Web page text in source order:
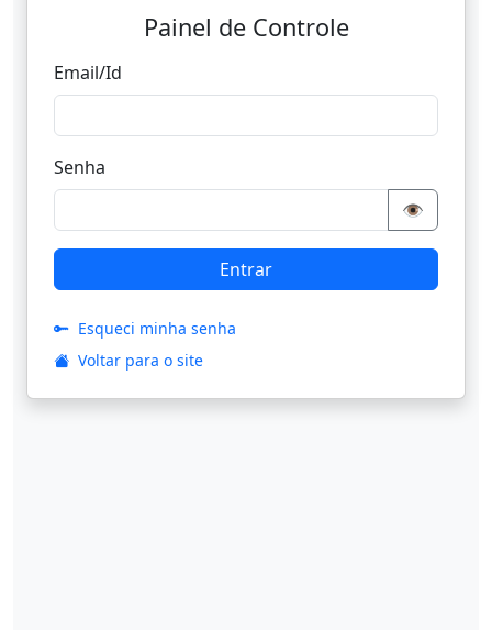
Painel de Controle
Email/Id
Senha
👁️
Entrar
Esqueci minha senha
Voltar para o site